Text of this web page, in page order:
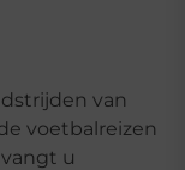
van
voetbalreizen
u